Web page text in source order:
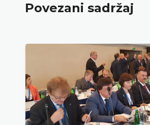
Povezani sadržaj